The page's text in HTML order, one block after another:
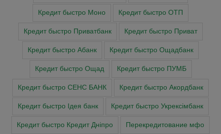
Кредит быстро Моно Кредит быстро ОТП
Кредит быстро Приватбанк Кредит быстро Приват
Кредит быстро Абанк Кредит быстро Ощадбанк
Кредит быстро Ощад Кредит быстро ПУМБ
Кредит быстро СЕНС БАНК Кредит быстро Акордбанк
Кредит быстро Ідея банк Кредит быстро Укрексімбанк
Кредит быстро Кредит Дніпро Перекредитование мфо